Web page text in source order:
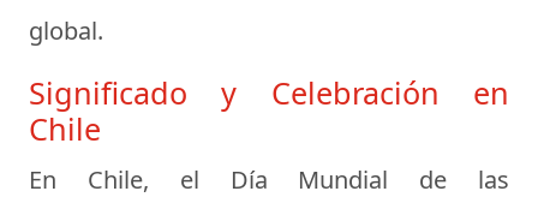
global.
Significado y Celebración en
Chile
En Chile, el Día Mundial de las